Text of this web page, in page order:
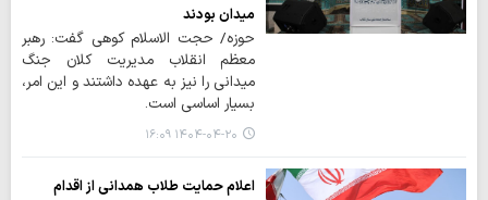
میدان بودند
حوزه/ حجت الاسلام کوهی گفت: رهبر
معظم انقلاب مدیریت کلان جنگ
میدانی را نیز به عهده داشتند و این امر،
بسیار اساسی است.
۱۴۰۴-۰۴-۲۰ ۱۶:۰۹
اعلام حمایت طلاب همدانی از اقدام